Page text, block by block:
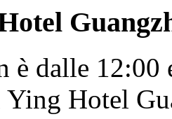
è dalle
Ying Hotel